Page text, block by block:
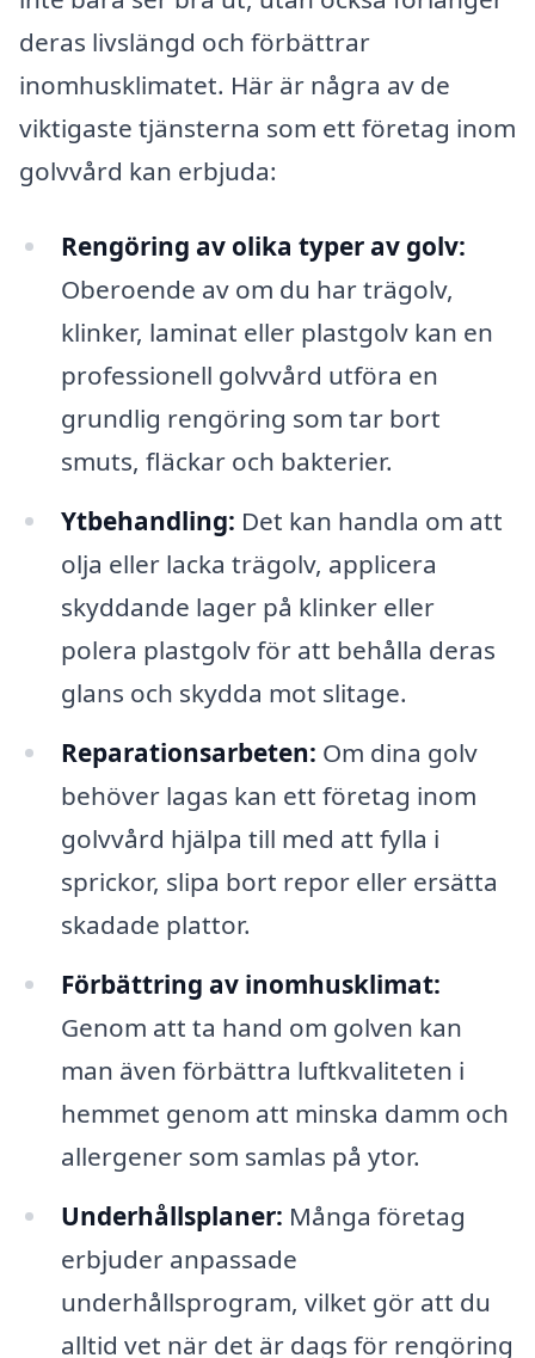
deras livslängd och förbättrar
inomhusklimatet. Här är några av de
viktigaste tjänsterna som ett företag inom
golvvård kan erbjuda:
Rengöring av olika typer av golv:
Oberoende av om du har trägolv,
klinker, laminat eller plastgolv kan en
professionell golvvård utföra en
grundlig rengöring som tar bort
smuts, fläckar och bakterier.
Ytbehandling: Det kan handla om att
olja eller lacka trägolv, applicera
skyddande lager på klinker eller
polera plastgolv för att behålla deras
glans och skydda mot slitage.
Reparationsarbeten: Om dina golv
behöver lagas kan ett företag inom
golvvård hjälpa till med att fylla i
sprickor, slipa bort repor eller ersätta
skadade plattor.
Förbättring av inomhusklimat:
Genom att ta hand om golven kan
man även förbättra luftkvaliteten i
hemmet genom att minska damm och
allergener som samlas på ytor.
Underhållsplaner: Många företag
erbjuder anpassade
underhållsprogram, vilket gör att du
alltid vet när det är dags för rengöring